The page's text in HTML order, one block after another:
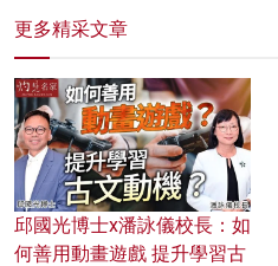
更多精采文章
邱國光博士x潘詠儀校長：如
何善用動畫遊戲 提升學習古